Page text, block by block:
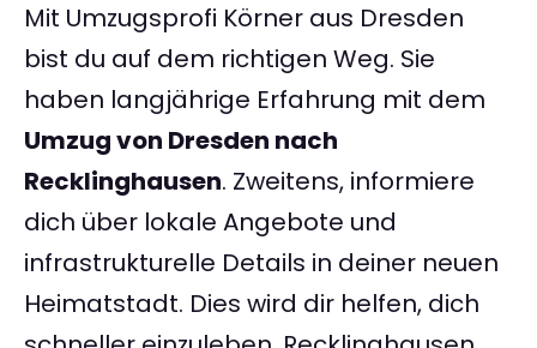
Mit Umzugsprofi Körner aus Dresden
bist du auf dem richtigen Weg. Sie
haben langjährige Erfahrung mit dem
Umzug von Dresden nach
Recklinghausen. Zweitens, informiere
dich über lokale Angebote und
infrastrukturelle Details in deiner neuen
Heimatstadt. Dies wird dir helfen, dich